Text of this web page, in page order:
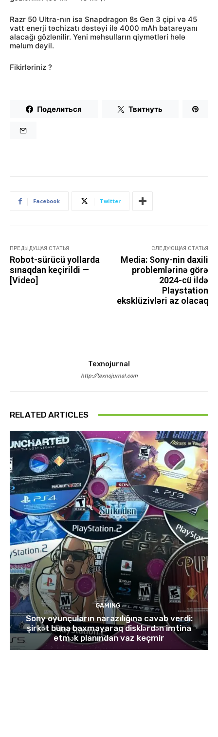
Razr 50 Ultra-nın isə Snapdragon 8s Gen 3 çipi və 45
vatt enerji təchizatı dəstəyi ilə 4000 mAh batareyanı
alacağı gözlənilir. Yeni məhsulların qiymətləri hələ
məlum deyil.
Fikirləriniz ?
Поделиться Твитнуть
Facebook Twitter
ПРЕДЫДУЩАЯ СТАТЬЯ
Robot-sürücü yollarda
sınaqdan keçirildi —
[Video]
СЛЕДУЮЩАЯ СТАТЬЯ
Media: Sony-nin daxili
problemlərinə görə
2024-cü ildə
Playstation
eksklüzivləri az olacaq
Texnojurnal
http://texnojurnal.com
RELATED ARTICLES
GAMING
Sony oyunçuların narazılığına cavab verdi:
şirkət buna baxmayaraq disklərdən imtina
etmək planından vaz keçmir